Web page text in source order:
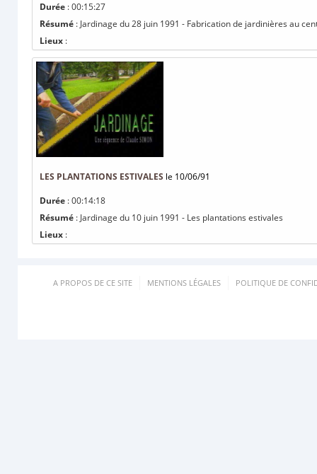
Durée : 00:15:27
Résumé : Jardinage du 28 juin 1991 - Fabrication de jardinières au
Lieux :
LES PLANTATIONS ESTIVALES le 10/06/91
Durée : 00:14:18
Résumé : Jardinage du 10 juin 1991 - Les plantations estivales
Lieux :
A PROPOS DE CE SITE MENTIONS LÉGALES POLITIQUE DE